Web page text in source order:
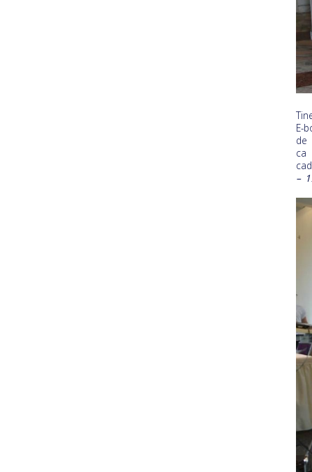
E-
de
ca
–